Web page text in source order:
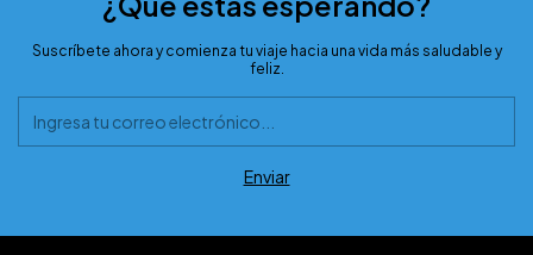
Suscríbete ahora y comienza tu viaje hacia una vida más saludable y
feliz.